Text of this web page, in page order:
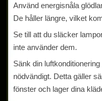
Använd energisnåla
De håller längre, vilket
Se till att du släcker
inte använder dem.
Sänk din
nödvändigt. Detta gäller
fönster och lager dina